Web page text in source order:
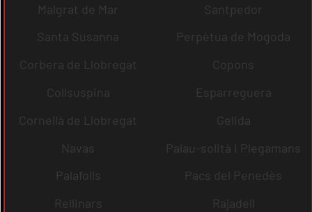
Malgrat de Mar
Santpedor
Santa Susanna
Perpètua de Mogoda
Corbera de Llobregat
Copons
Collsuspina
Esparreguera
Cornellà de Llobregat
Gelida
Navas
Palau-solità i Plegamans
Palafolls
Pacs del Penedès
Rellinars
Rajadell